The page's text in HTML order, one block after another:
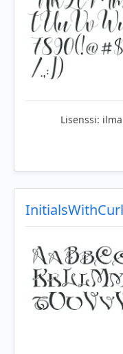
Lisenssi: